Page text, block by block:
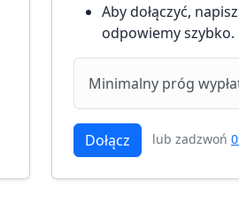
Aby dołączyć,
odpowiemy szybko.
Minimalny próg
Dołącz lub zadzwoń